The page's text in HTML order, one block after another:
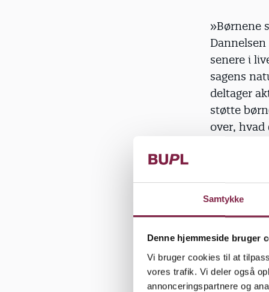
Samtykke
Denne hjemmeside bruger
Vi bruger cookies til at
vores trafik. Vi deler også
annonceringspartnere og
»Børnene
senere i
sagens
deltager
støtte
over, hvad
hun